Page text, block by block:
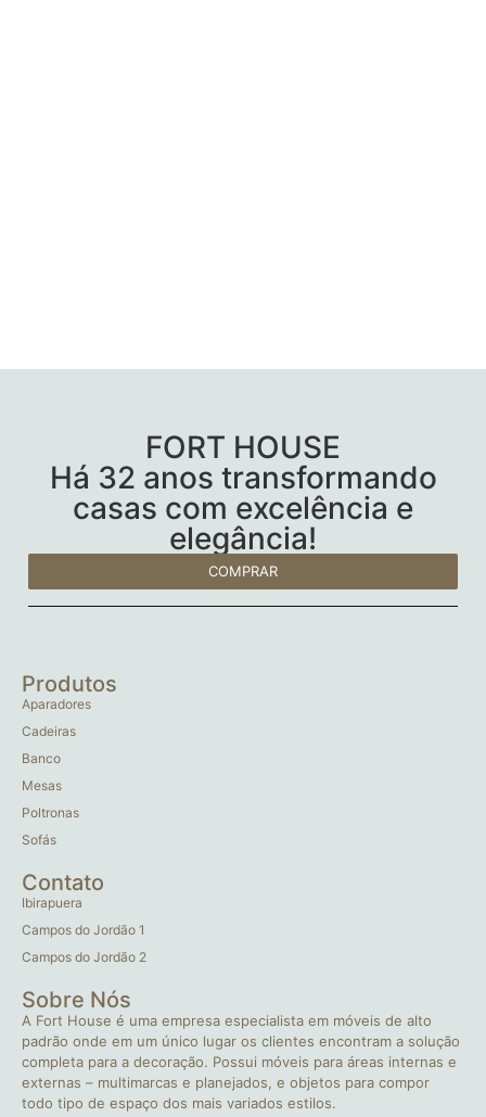
FORT HOUSE
Há 32 anos transformando
casas com excelência e
elegância!
COMPRAR
Produtos
Aparadores
Cadeiras
Banco
Mesas
Poltronas
Sofás
Contato
Ibirapuera
Campos do Jordão 1
Campos do Jordão 2
Sobre Nós
A Fort House é uma empresa especialista em móveis de alto
padrão onde em um único lugar os clientes encontram a solução
completa para a decoração. Possui móveis para áreas internas e
externas – multimarcas e planejados, e objetos para compor
todo tipo de espaço dos mais variados estilos.